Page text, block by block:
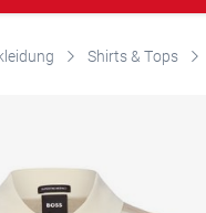
Shirts & Tops